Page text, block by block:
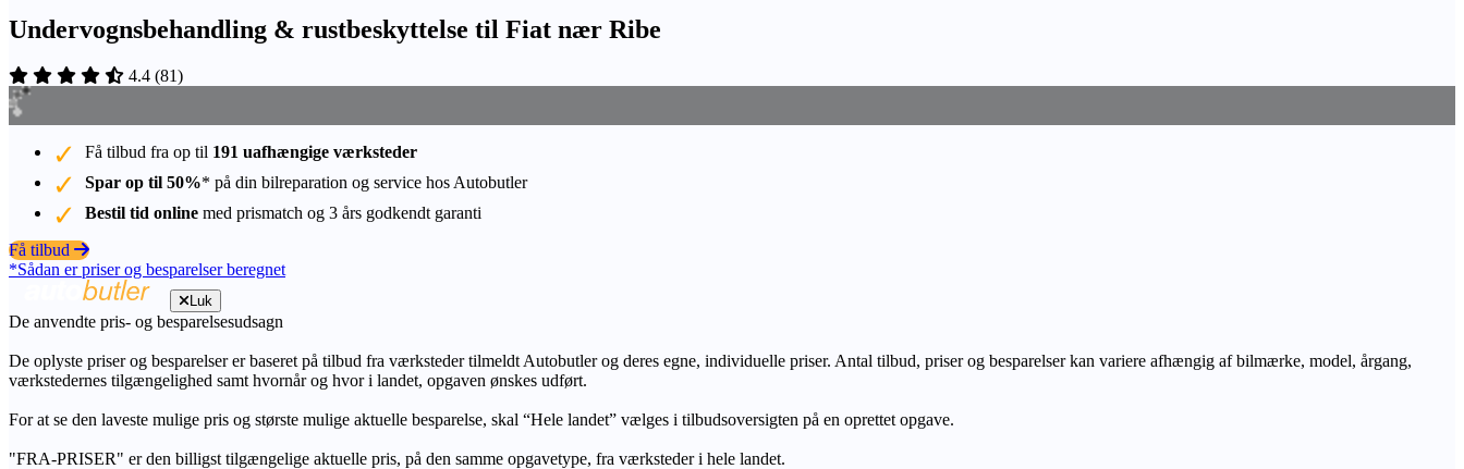
Undervognsbehandling & rustbeskyttelse til Fiat nær Ribe
4.4 (81)
Få tilbud fra op til 191 uafhængige værksteder
Spar op til 50%* på din bilreparation og service hos Autobutler
Bestil tid online med prismatch og 3 års godkendt garanti
Få tilbud
*Sådan er priser og besparelser beregnet
Luk
De anvendte pris- og besparelsesudsagn
De oplyste priser og besparelser er baseret på tilbud fra værksteder tilmeldt Autobutler og deres egne, individuelle priser. Antal tilbud, priser og besparelser kan variere afhængig af bilmærke, model, årgang,
værkstedernes tilgængelighed samt hvornår og hvor i landet, opgaven ønskes udført.
For at se den laveste mulige pris og største mulige aktuelle besparelse, skal “Hele landet” vælges i tilbudsoversigten på en oprettet opgave.
"FRA-PRISER" er den billigst tilgængelige aktuelle pris, på den samme opgavetype, fra værksteder i hele landet.